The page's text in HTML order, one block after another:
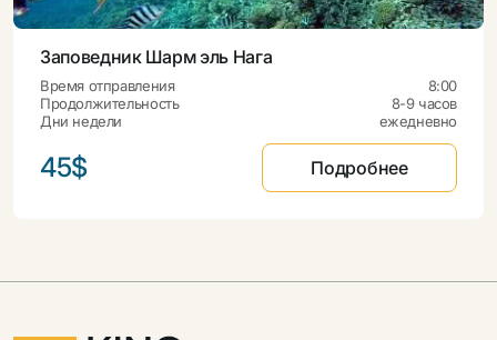
Заповедник Шарм эль Нага
Время отправления
8:00
Продолжительность
8-9 часов
Дни недели
ежедневно
45$ Подробнее